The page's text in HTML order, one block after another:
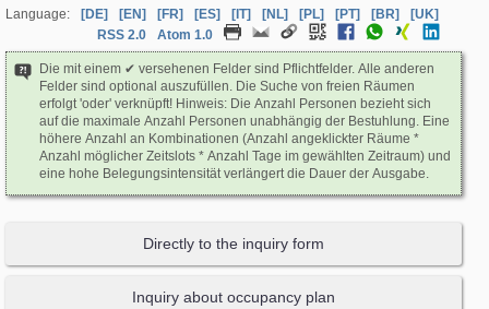
Language: [DE] [EN] [FR] [ES] [IT] [NL] [PL] [PT] [BR]
[UK]
RSS 2.0
Atom 1.0
Die mit einem ✔ versehenen Felder sind Pflichtfelder. Alle anderen
Felder sind optional auszufüllen. Die Suche von freien Räumen
erfolgt 'oder' verknüpft! Hinweis: Die Anzahl Personen bezieht sich
auf die maximale Anzahl Personen unabhängig der Bestuhlung. Eine
höhere Anzahl an Kombinationen (Anzahl angeklickter Räume *
Anzahl möglicher Zeitslots * Anzahl Tage im gewählten Zeitraum) und
eine hohe Belegungsintensität verlängert die Dauer der Ausgabe.
Directly to the inquiry form
Inquiry about occupancy plan